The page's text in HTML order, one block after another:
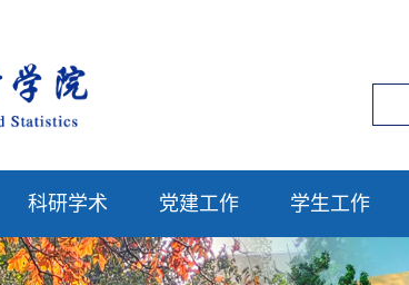
科研学术 党建工作 学生工作